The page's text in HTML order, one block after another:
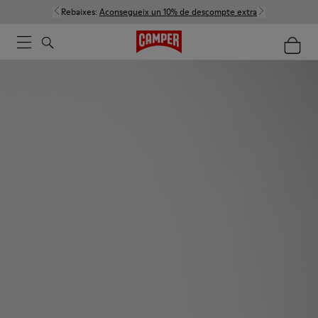
Rebaixes: Aconsegueix un 10% de descompte extra